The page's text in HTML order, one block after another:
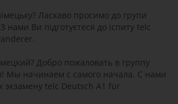
Ласкаво просимо до групи
нами Ви підготуєтеся до іспиту telc
Добро пожаловать в группу
Мы начинаем с самого начала. С нами
экзамену telc Deutsch A1 für